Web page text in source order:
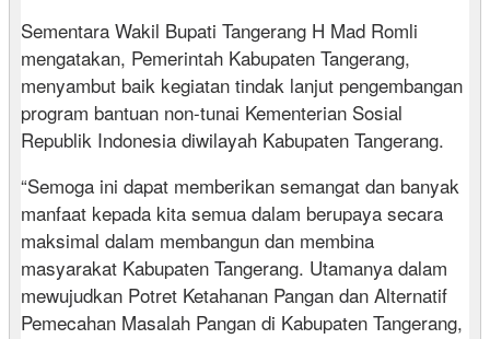
Sementara Wakil Bupati Tangerang H Mad Romli
mengatakan, Pemerintah Kabupaten Tangerang,
menyambut baik kegiatan tindak lanjut pengembangan
program bantuan non-tunai Kementerian Sosial
Republik Indonesia diwilayah Kabupaten Tangerang.
“Semoga ini dapat memberikan semangat dan banyak
manfaat kepada kita semua dalam berupaya secara
maksimal dalam membangun dan membina
masyarakat Kabupaten Tangerang. Utamanya dalam
mewujudkan Potret Ketahanan Pangan dan Alternatif
Pemecahan Masalah Pangan di Kabupaten Tangerang,